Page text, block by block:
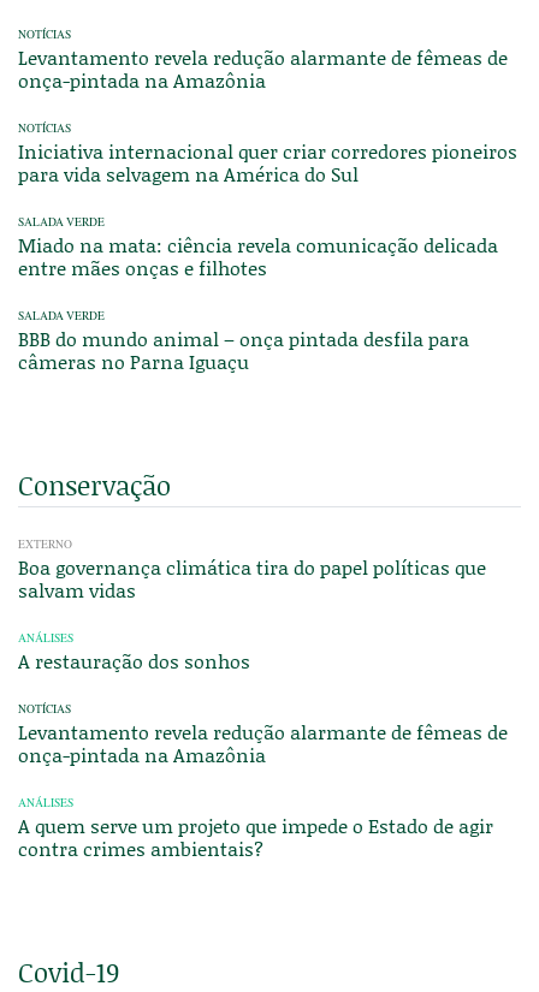
NOTÍCIAS
Levantamento revela redução alarmante de fêmeas de
onça-pintada na Amazônia
NOTÍCIAS
Iniciativa internacional quer criar corredores pioneiros
para vida selvagem na América do Sul
SALADA VERDE
Miado na mata: ciência revela comunicação delicada
entre mães onças e filhotes
SALADA VERDE
BBB do mundo animal – onça pintada desfila para
câmeras no Parna Iguaçu
Conservação
EXTERNO
Boa governança climática tira do papel políticas que
salvam vidas
ANÁLISES
A restauração dos sonhos
NOTÍCIAS
Levantamento revela redução alarmante de fêmeas de
onça-pintada na Amazônia
ANÁLISES
A quem serve um projeto que impede o Estado de agir
contra crimes ambientais?
Covid-19